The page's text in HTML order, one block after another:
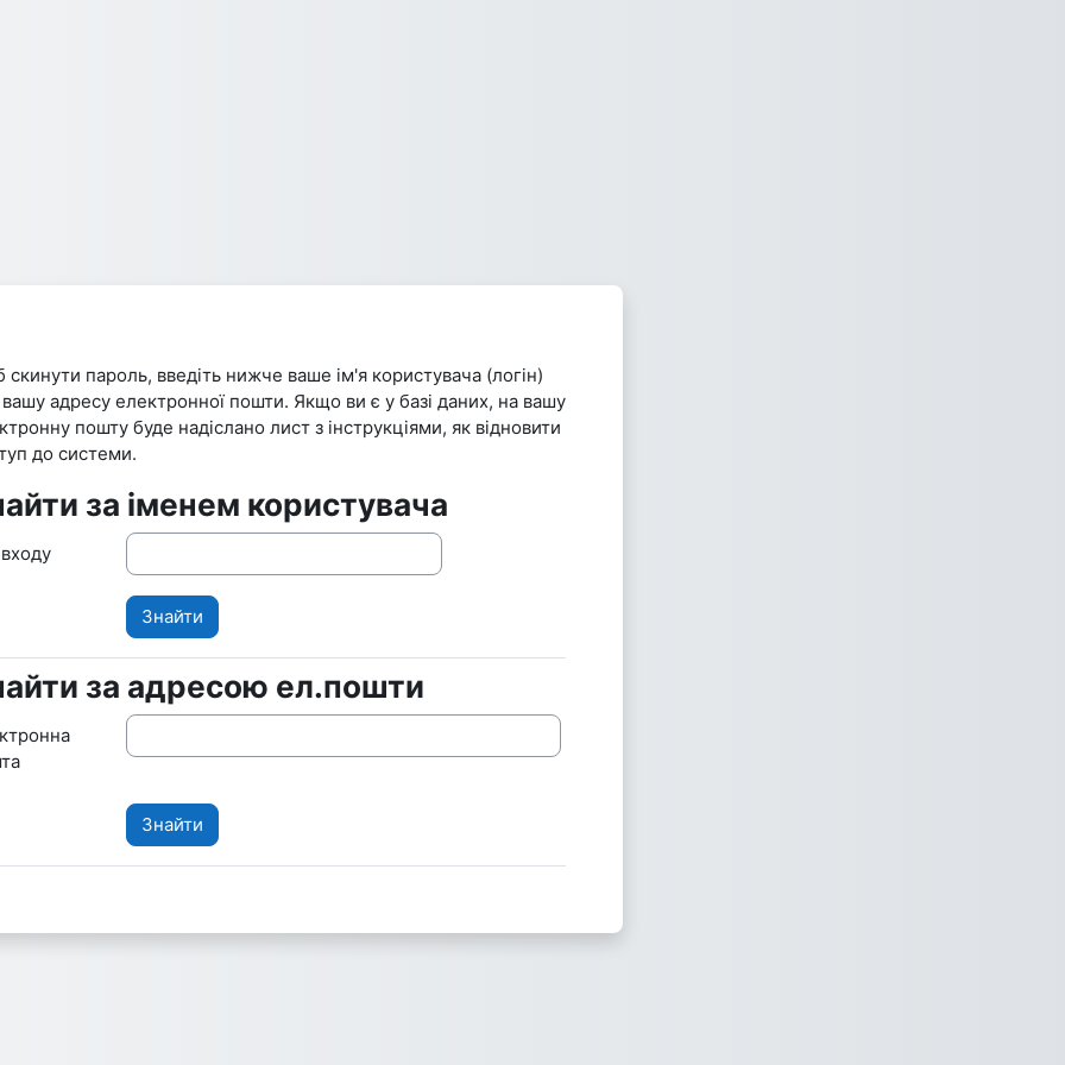
пароль, введіть нижче ваше ім'я користувача (логін)
адресу електронної пошти. Якщо ви є у базі даних, на вашу
пошту буде надіслано лист з інструкціями, як відновити
до системи.
за іменем користувача
за іменем користувача
входу
за адресою ел.пошти
за адресою ел.пошти